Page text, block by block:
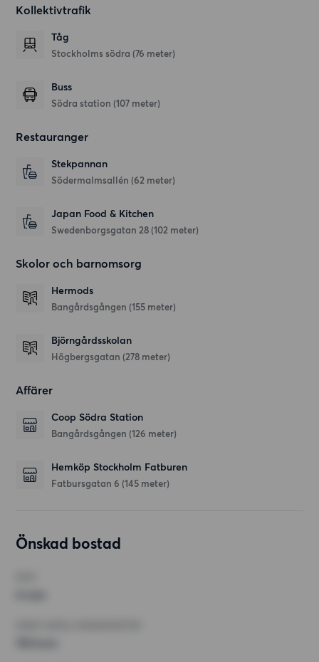
Kollektivtrafik
Tåg
Stockholms södra (76 meter)
Buss
Södra station (107 meter)
Restauranger
Stekpannan
Södermalmsallén (62 meter)
Japan Food & Kitchen
Swedenborgsgatan 28 (102 meter)
Skolor och barnomsorg
Hermods
Bangårdsgången (155 meter)
Björngårdsskolan
Högbergsgatan (278 meter)
Affärer
Coop Södra Station
Bangårdsgången (126 meter)
Hemköp Stockholm Fatburen
Fatbursgatan 6 (145 meter)
Önskad bostad